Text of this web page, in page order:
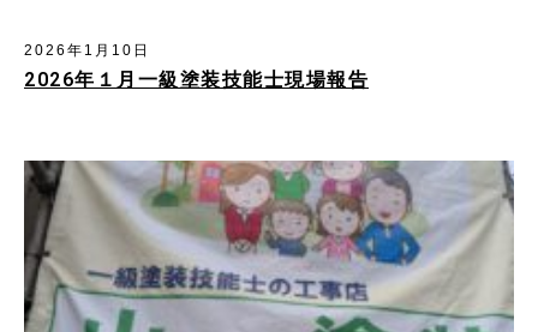
2026年１月一級塗装技能士現場報告
2026年1月10日